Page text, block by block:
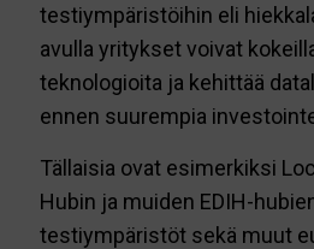
testiympäristöihin eli
avulla yritykset voivat
teknologioita ja kehittää
ennen suurempia
Tällaisia ovat esimerkiksi
Hubin ja muiden EDIH-
testiympäristöt sekä muut